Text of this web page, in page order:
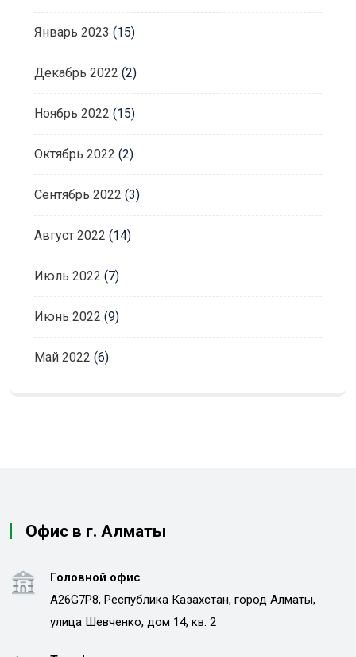
Январь 2023 (15)
Декабрь 2022 (2)
Ноябрь 2022 (15)
Октябрь 2022 (2)
Сентябрь 2022 (3)
Август 2022 (14)
Июль 2022 (7)
Июнь 2022 (9)
Май 2022 (6)
Офис в г. Алматы
Головной офис
A26G7P8, Республика Казахстан, город Алматы,
улица Шевченко, дом 14, кв. 2